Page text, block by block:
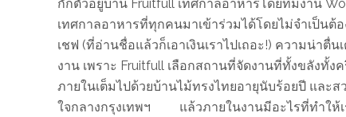
กักตัวอยู่บ้าน Fruitfull เทศกาลอาหารโดยทีมงาน
เทศกาลอาหารที่ทุกคนมาเข้าร่วมได้โดยไม่จำเป็น
เชฟ (ที่อ่านชื่อแล้วก็เอาเงินเราไปเถอะ!) ความน่า
งาน เพราะ Fruitfull เลือกสถานที่จัดงานที่ทั้งขลังทั้
ภายในเต็มไปด้วยบ้านไม้ทรงไทยอายุนับร้อยปี และ
ใจกลางกรุงเทพฯ แล้วภายในงานมีอะไรที่ทำให้เ